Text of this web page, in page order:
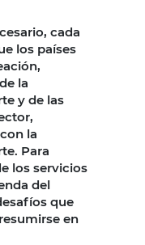
cada
los países
la
y de las
la
Para
los servicios
del
que
en